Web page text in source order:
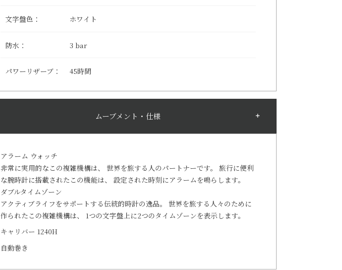
文字盤色： ホワイト
防水： 3 bar
パワーリザーブ： 45時間
ムーブメント・仕様
アラーム ウォッチ
非常に実用的なこの複雑機構は、 世界を旅する人のパートナーです。 旅行に便利
な腕時計に搭載されたこの機能は、 設定された時刻にアラームを鳴らします。
ダブルタイムゾーン
アクティブライフをサポートする伝統的時計の逸品。 世界を旅する人々のために
作られたこの複雑機構は、 1つの文字盤上に2つのタイムゾーンを表示します。
キャリバー 1240H
自動巻き